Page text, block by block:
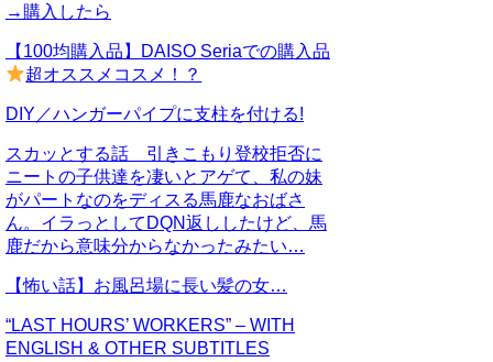
→購入したら
【100均購入品】DAISO Seriaでの購入品
超オススメコスメ！？
DIY／ハンガーパイプに支柱を付ける!
スカッとする話 引きこもり登校拒否に
ニートの子供達を凄いとアゲて、私の妹
がパートなのをディスる馬鹿なおばさ
ん。イラっとしてDQN返ししたけど、馬
鹿だから意味分からなかったみたい…
【怖い話】お風呂場に長い髪の女…
“LAST HOURS’ WORKERS” – WITH
ENGLISH & OTHER SUBTITLES